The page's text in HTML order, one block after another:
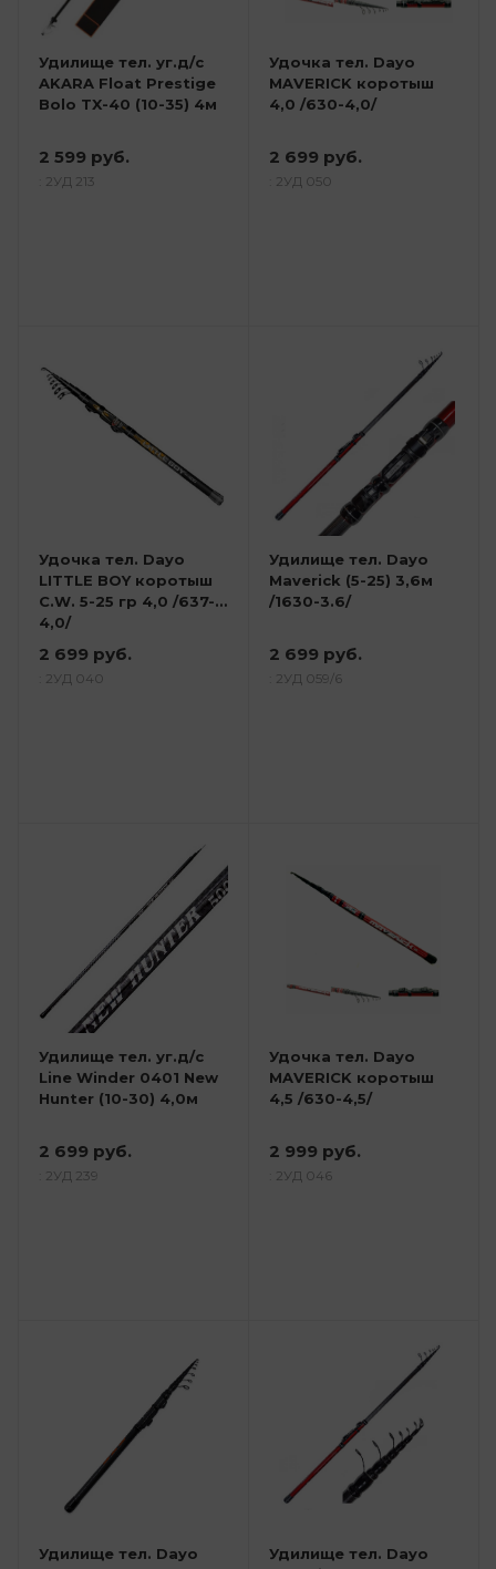
Удилище тел. уг.д/с
AKARA Float Prestige
Bolo TX-40 (10-35) 4м
2 599 руб.
: 2УД 213
Удочка тел. Dayo
MAVERICK коротыш
4,0 /630-4,0/
2 699 руб.
: 2УД 050
Удочка тел. Dayo
LITTLE BOY коротыш
C.W. 5-25 гр 4,0 /637-
4,0/
2 699 руб.
: 2УД 040
Удилище тел. Dayo
Maverick (5-25) 3,6м
/1630-3.6/
2 699 руб.
: 2УД 059/6
Удилище тел. уг.д/с
Line Winder 0401 New
Hunter (10-30) 4,0м
2 699 руб.
: 2УД 239
Удочка тел. Dayo
MAVERICK коротыш
4,5 /630-4,5/
2 999 руб.
: 2УД 046
Удилище тел. Dayo
Удилище тел. Dayo